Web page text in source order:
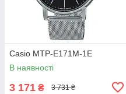
Casio MTP-E171M-1E
В наявності
3 171 ₴ 3 731 ₴